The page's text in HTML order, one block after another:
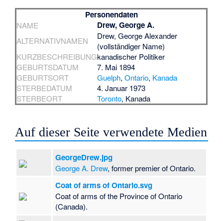
Personendaten
NAME Drew, George A.
ALTERNATIVNAMEN
Drew, George Alexander
(vollständiger Name)
KURZBESCHREIBUNGkanadischer Politiker
GEBURTSDATUM
7. Mai 1894
GEBURTSORT
Guelph,Ontario, Kanada
STERBEDATUM
4. Januar 1973
STERBEORT
Toronto, Kanada
Auf dieser Seite verwendete Medien
GeorgeDrew.jpg
George A. Drew, former premier of Ontario.
Coat of arms of Ontario.svg
Coat of arms of the Province of Ontario
(Canada).